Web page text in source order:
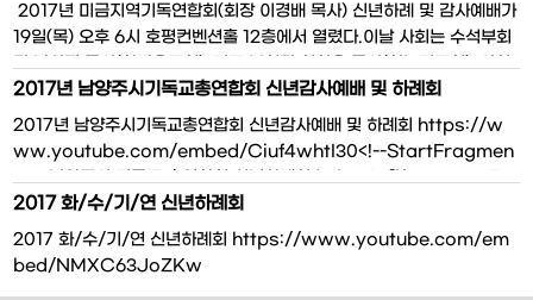
다. ‘긍정적’(매우 그렇다+약간 그렇다
사실적으로 그려낸 영화로, 2004년 개봉
해 전 세계 역대 종교영화 흥행 1위, 북미
R등급 영화 흥행 수익 1위라는 독보적인
위를 차지하며 누
2017년 미금지역기독연합회(회장 이경배 목사) 신년하례 및 감사예배가
19일(목) 오후 6시 호평컨벤션홀 12층에서 열렸다.이날 사회는 수석부회
장 남상진 목사(한마음교회), 기도 부회장 최하용 목사(한누리교회), 사회
자가 성경봉독(잠30:7~9)을 한 후 설교는 증경회장 심재선 목사(희락교
회)가 ‘새해를 행복하게 삽시다.’라는 제목으로 말씀을 전했다. 심목사는
우리가 살면서 가정들이 화목하고 행
2017년 남양주시기독교총연합회 신년감사예배 및 하례회
2017년 남양주시기독교총연합회 신년감사예배 및 하례회 https://w
ww.youtube.com/embed/Ciuf4whtI30<!--StartFragmen
t--> 남양주시 기독교 총연합회 신년하례회 뉴스> <!--[if !supportEm
ptyParas]--> <!--[endif]--> <!--[if !supportEmptyParas]--
> &l
2017 화/수/기/연 신년하례회
2017 화/수/기/연 신년하례회 https://www.youtube.com/em
bed/NMXC63JoZKw